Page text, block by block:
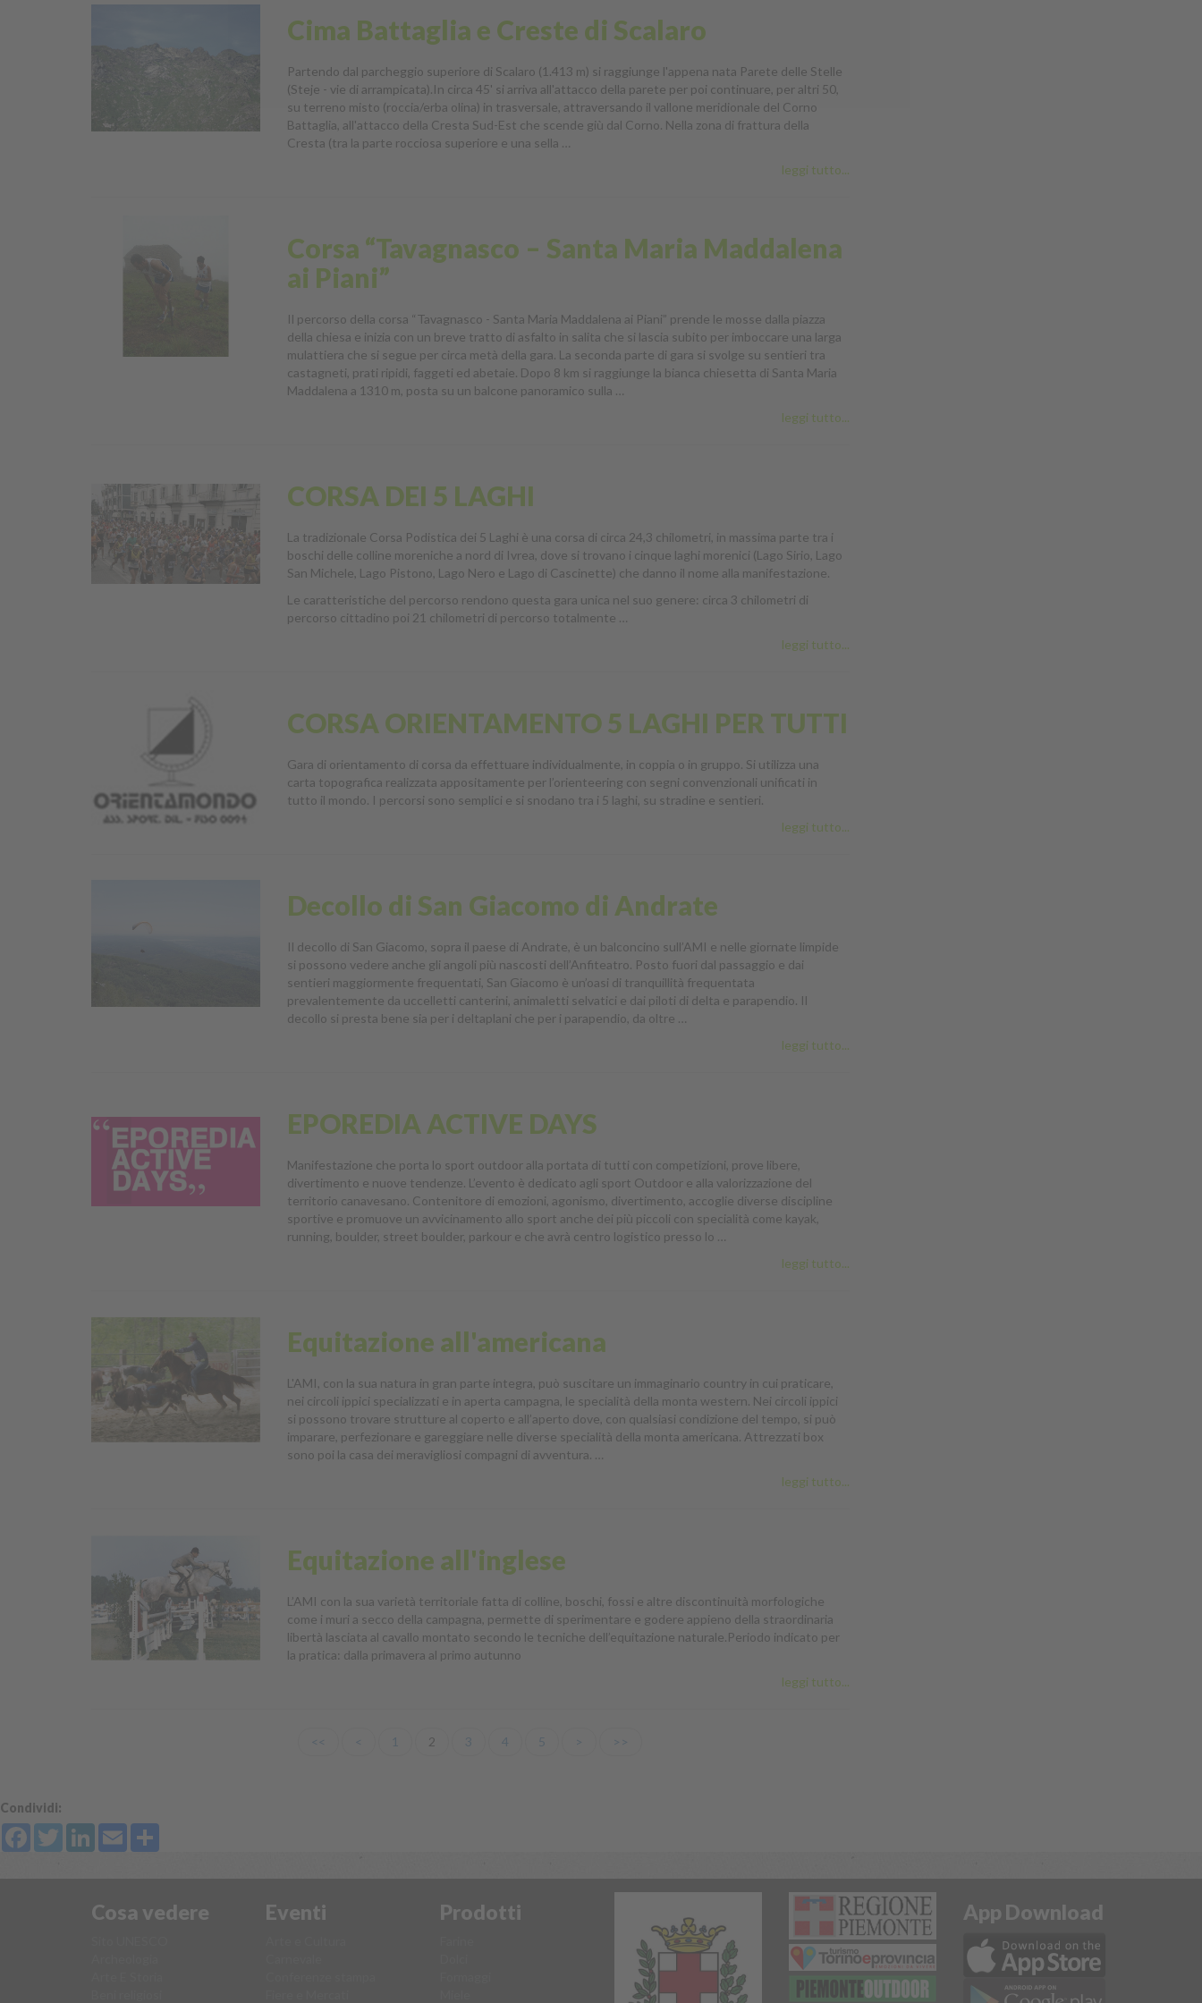
Cima Battaglia e Creste di Scalaro
Partendo dal parcheggio superiore di Scalaro (1.413 m) si raggiunge l'appena nata Parete delle Stelle
(Steje - vie di arrampicata).In circa 45' si arriva all'attacco della parete per poi continuare, per altri 50,
su terreno misto (roccia/erba olina) in trasversale, attraversando il vallone meridionale del Corno
Battaglia, all'attacco della Cresta Sud-Est che scende giù dal Corno. Nella zona di frattura della
Cresta (tra la parte rocciosa superiore e una sella …
leggi tutto...
Corsa “Tavagnasco – Santa Maria Maddalena
ai Piani”
Il percorso della corsa “Tavagnasco - Santa Maria Maddalena ai Piani” prende le mosse dalla piazza
della chiesa e inizia con un breve tratto di asfalto in salita che si lascia subito per imboccare una larga
mulattiera che si segue per circa metà della gara. La seconda parte di gara si svolge su sentieri tra
castagneti, prati ripidi, faggeti ed abetaie. Dopo 8 km si raggiunge la bianca chiesetta di Santa Maria
Maddalena a 1310 m, posta su un balcone panoramico sulla …
leggi tutto...
CORSA DEI 5 LAGHI
La tradizionale Corsa Podistica dei 5 Laghi è una corsa di circa 24,3 chilometri, in massima parte tra i
boschi delle colline moreniche a nord di Ivrea, dove si trovano i cinque laghi morenici (Lago Sirio, Lago
San Michele, Lago Pistono, Lago Nero e Lago di Cascinette) che danno il nome alla manifestazione.
Le caratteristiche del percorso rendono questa gara unica nel suo genere: circa 3 chilometri di
percorso cittadino poi 21 chilometri di percorso totalmente …
leggi tutto...
CORSA ORIENTAMENTO 5 LAGHI PER TUTTI
Gara di orientamento di corsa da effettuare individualmente, in coppia o in gruppo. Si utilizza una
carta topografica realizzata appositamente per l’orienteering con segni convenzionali unificati in
tutto il mondo. I percorsi sono semplici e si snodano tra i 5 laghi, su stradine e sentieri.
leggi tutto...
Decollo di San Giacomo di Andrate
Il decollo di San Giacomo, sopra il paese di Andrate, è un balconcino sull’AMI e nelle giornate limpide
si possono vedere anche gli angoli più nascosti dell’Anfiteatro. Posto fuori dal passaggio e dai
sentieri maggiormente frequentati, San Giacomo è un’oasi di tranquillità frequentata
prevalentemente da uccelletti canterini, animaletti selvatici e dai piloti di delta e parapendio. Il
decollo si presta bene sia per i deltaplani che per i parapendio, da oltre …
leggi tutto...
EPOREDIA ACTIVE DAYS
Manifestazione che porta lo sport outdoor alla portata di tutti con competizioni, prove libere,
divertimento e nuove tendenze. L’evento è dedicato agli sport Outdoor e alla valorizzazione del
territorio canavesano. Contenitore di emozioni, agonismo, divertimento, accoglie diverse discipline
sportive e promuove un avvicinamento allo sport anche dei più piccoli con specialità come kayak,
running, boulder, street boulder, parkour e che avrà centro logistico presso lo …
leggi tutto...
Equitazione all'americana
L'AMI, con la sua natura in gran parte integra, può suscitare un immaginario country in cui praticare,
nei circoli ippici specializzati e in aperta campagna, le specialità della monta western. Nei circoli ippici
si possono trovare strutture al coperto e all’aperto dove, con qualsiasi condizione del tempo, si può
imparare, perfezionare e gareggiare nelle diverse specialità della monta americana. Attrezzati box
sono poi la casa dei meravigliosi compagni di avventura. …
leggi tutto...
Equitazione all'inglese
L’AMI con la sua varietà territoriale fatta di colline, boschi, fossi e altre discontinuità morfologiche
come i muri a secco della campagna, permette di sperimentare e godere appieno della straordinaria
libertà lasciata al cavallo montato secondo le tecniche dell’equitazione naturale.Periodo indicato per
la pratica: dalla primavera al primo autunno
leggi tutto...
<< < 1 2 3 4 5 > >>
Condividi:
FacebookTwitterLinkedInEmail
Cosa vedere Eventi Prodotti App Download